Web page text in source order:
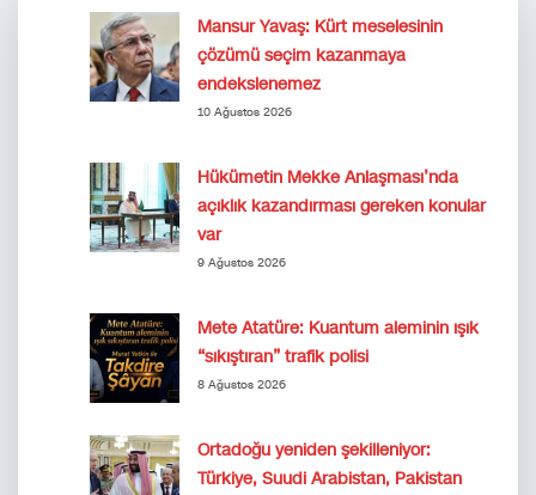
Mansur Yavaş: Kürt meselesinin
çözümü seçim kazanmaya
endekslenemez
10 Ağustos 2026
Hükümetin Mekke Anlaşması’nda
açıklık kazandırması gereken konular
var
9 Ağustos 2026
Mete Atatüre: Kuantum aleminin ışık
“sıkıştıran” trafik polisi
8 Ağustos 2026
Ortadoğu yeniden şekilleniyor:
Türkiye, Suudi Arabistan, Pakistan